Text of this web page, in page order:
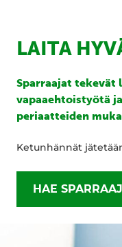
LAITA
Sparraajat tekevät
vapaaehtoistyötä
periaatteiden
Ketunhännät
HAE